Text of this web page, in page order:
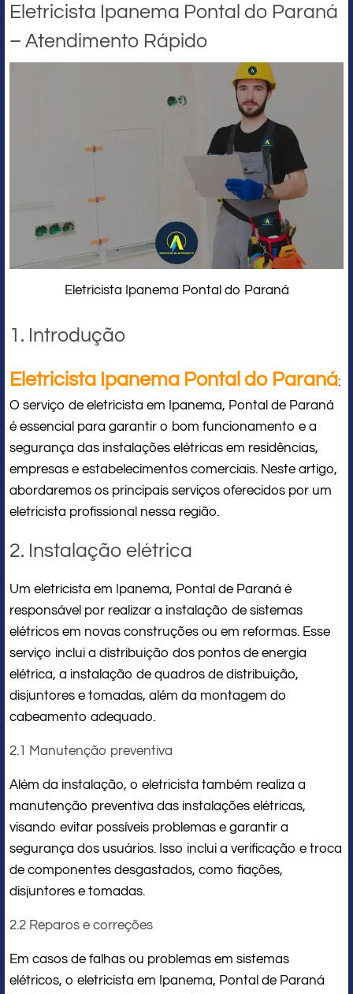
Eletricista Ipanema Pontal do Paraná
– Atendimento Rápido
Eletricista Ipanema Pontal do Paraná
1. Introdução
Eletricista Ipanema Pontal do Paraná:
O serviço de eletricista em Ipanema, Pontal de Paraná
é essencial para garantir o bom funcionamento e a
segurança das instalações elétricas em residências,
empresas e estabelecimentos comerciais. Neste artigo,
abordaremos os principais serviços oferecidos por um
eletricista profissional nessa região.
2. Instalação elétrica
Um eletricista em Ipanema, Pontal de Paraná é
responsável por realizar a instalação de sistemas
elétricos em novas construções ou em reformas. Esse
serviço inclui a distribuição dos pontos de energia
elétrica, a instalação de quadros de distribuição,
disjuntores e tomadas, além da montagem do
cabeamento adequado.
2.1 Manutenção preventiva
Além da instalação, o eletricista também realiza a
manutenção preventiva das instalações elétricas,
visando evitar possíveis problemas e garantir a
segurança dos usuários. Isso inclui a verificação e troca
de componentes desgastados, como fiações,
disjuntores e tomadas.
2.2 Reparos e correções
Em casos de falhas ou problemas em sistemas
elétricos, o eletricista em Ipanema, Pontal de Paraná